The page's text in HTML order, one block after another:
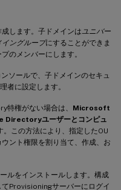
します。子ドメインは ユニバー
イングループにすることができま
のメンバーにします。
ソールで、子ドメインのセキュ
者に設定します。
権がない場合は、 Microsoft
Directoryユーザーとコンピュ
この方法により、指定したOU
ント権限を割り当て、作成、お
ルをインストールします。構成
Provisioningサーバーにログイ